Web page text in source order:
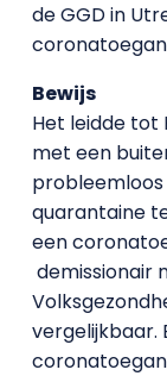
de GGD in
Bewijs
Het leidde tot
met een
quarantaine
een
demissionair
vergelijkbaar.